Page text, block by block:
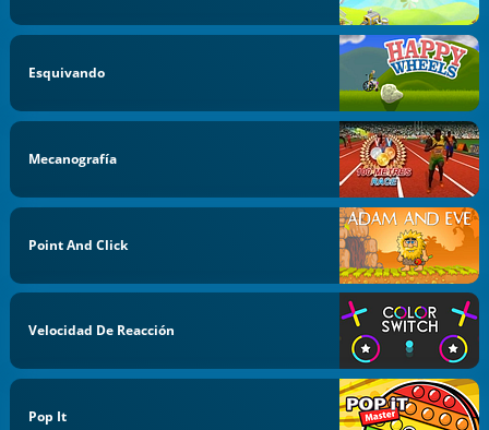
Esquivando
Mecanografía
Point And Click
Velocidad De Reacción
Pop It